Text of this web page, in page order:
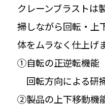
クレーンブラストは
掃しながら回転・上
体をムラなく仕上げ
①自転の正逆転機能
回転方向による研
②製品の上下移動機